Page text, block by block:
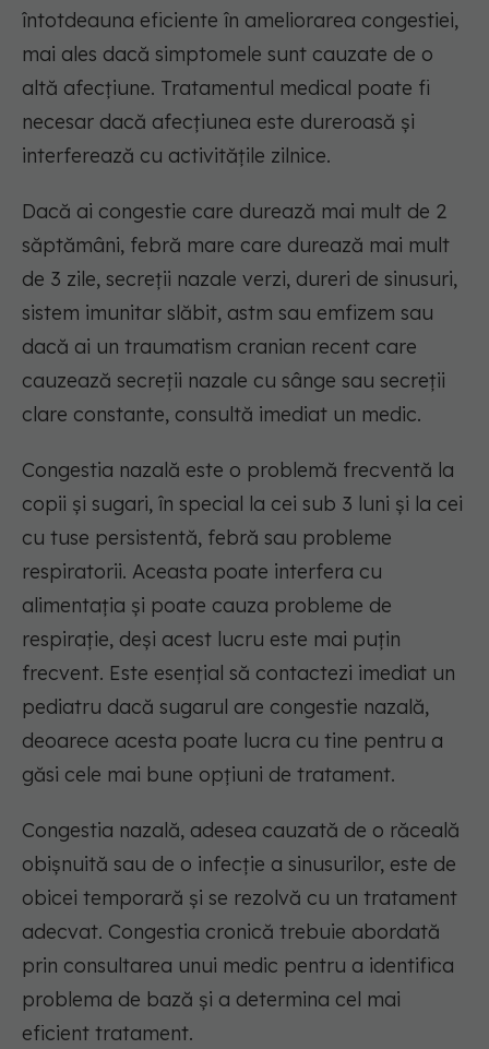
întotdeauna eficiente în ameliorarea congestiei,
mai ales dacă simptomele sunt cauzate de o
altă afecțiune. Tratamentul medical poate fi
necesar dacă afecțiunea este dureroasă și
interferează cu activitățile zilnice.
Dacă ai congestie care durează mai mult de 2
săptămâni, febră mare care durează mai mult
de 3 zile, secreții nazale verzi, dureri de sinusuri,
sistem imunitar slăbit, astm sau emfizem sau
dacă ai un traumatism cranian recent care
cauzează secreții nazale cu sânge sau secreții
clare constante, consultă imediat un medic.
Congestia nazală este o problemă frecventă la
copii și sugari, în special la cei sub 3 luni și la cei
cu tuse persistentă, febră sau probleme
respiratorii. Aceasta poate interfera cu
alimentația și poate cauza probleme de
respirație, deși acest lucru este mai puțin
frecvent. Este esențial să contactezi imediat un
pediatru dacă sugarul are congestie nazală,
deoarece acesta poate lucra cu tine pentru a
găsi cele mai bune opțiuni de tratament.
Congestia nazală, adesea cauzată de o răceală
obișnuită sau de o infecție a sinusurilor, este de
obicei temporară și se rezolvă cu un tratament
adecvat. Congestia cronică trebuie abordată
prin consultarea unui medic pentru a identifica
problema de bază și a determina cel mai
eficient tratament.